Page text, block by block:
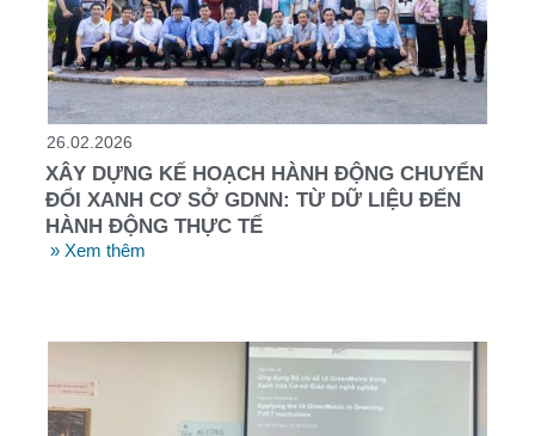
26.02.2026
XÂY DỰNG KẾ HOẠCH HÀNH ĐỘNG CHUYỂN
ĐỔI XANH CƠ SỞ GDNN: TỪ DỮ LIỆU ĐẾN
HÀNH ĐỘNG THỰC TẾ
» Xem thêm